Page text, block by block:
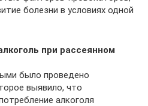
болезни в условиях одной
при рассеянном
было проведено
выявило, что
алкоголя